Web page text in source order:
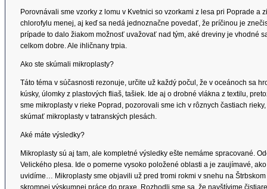
Porovnávali sme vzorky z lomu v Kvetnici so vzorkami z lesa pri Poprade a
chlorofylu menej, aj keď sa nedá jednoznačne povedať, že príčinou je
prípade to dalo žiakom možnosť uvažovať nad tým, aké dreviny je vhodné
celkom dobre. Ale ihličnany trpia.
Ako ste skúmali mikroplasty?
Táto téma v súčasnosti rezonuje, určite už každý počul, že v oceánoch sa
kúsky, úlomky z plastových fliaš, tašiek. Ide aj o drobné vlákna z textilu,
sme mikroplasty v rieke Poprad, pozorovali sme ich v rôznych častiach
skúmať mikroplasty v tatranských plesách.
Aké máte výsledky?
Mikroplasty sú aj tam, ale kompletné výsledky ešte nemáme spracované.
Velického plesa. Ide o pomerne vysoko položené oblasti a je zaujímavé,
uvidíme… Mikroplasty sme objavili už pred tromi rokmi v snehu na
skromnej výskumnej práce do praxe. Rozhodli sme sa, že navštívime